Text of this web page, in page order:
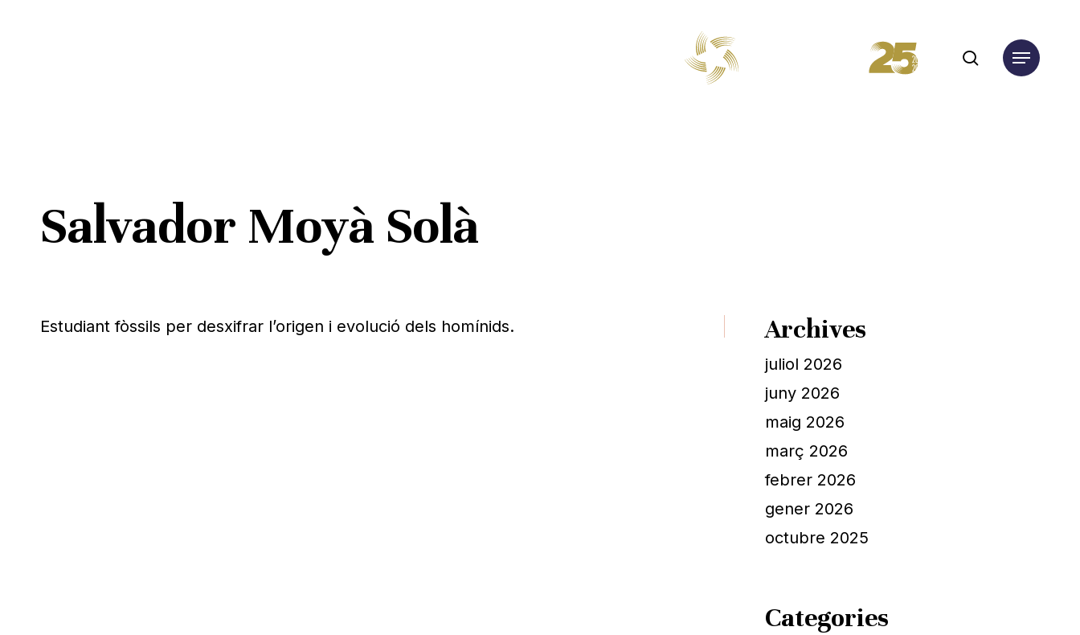
search
Menu
Salvador Moyà Solà
Estudiant fòssils per desxifrar l’origen i evolució dels homínids. Archives
juliol 2026
juny 2026
maig 2026
març 2026
febrer 2026
gener 2026
octubre 2025
Categories